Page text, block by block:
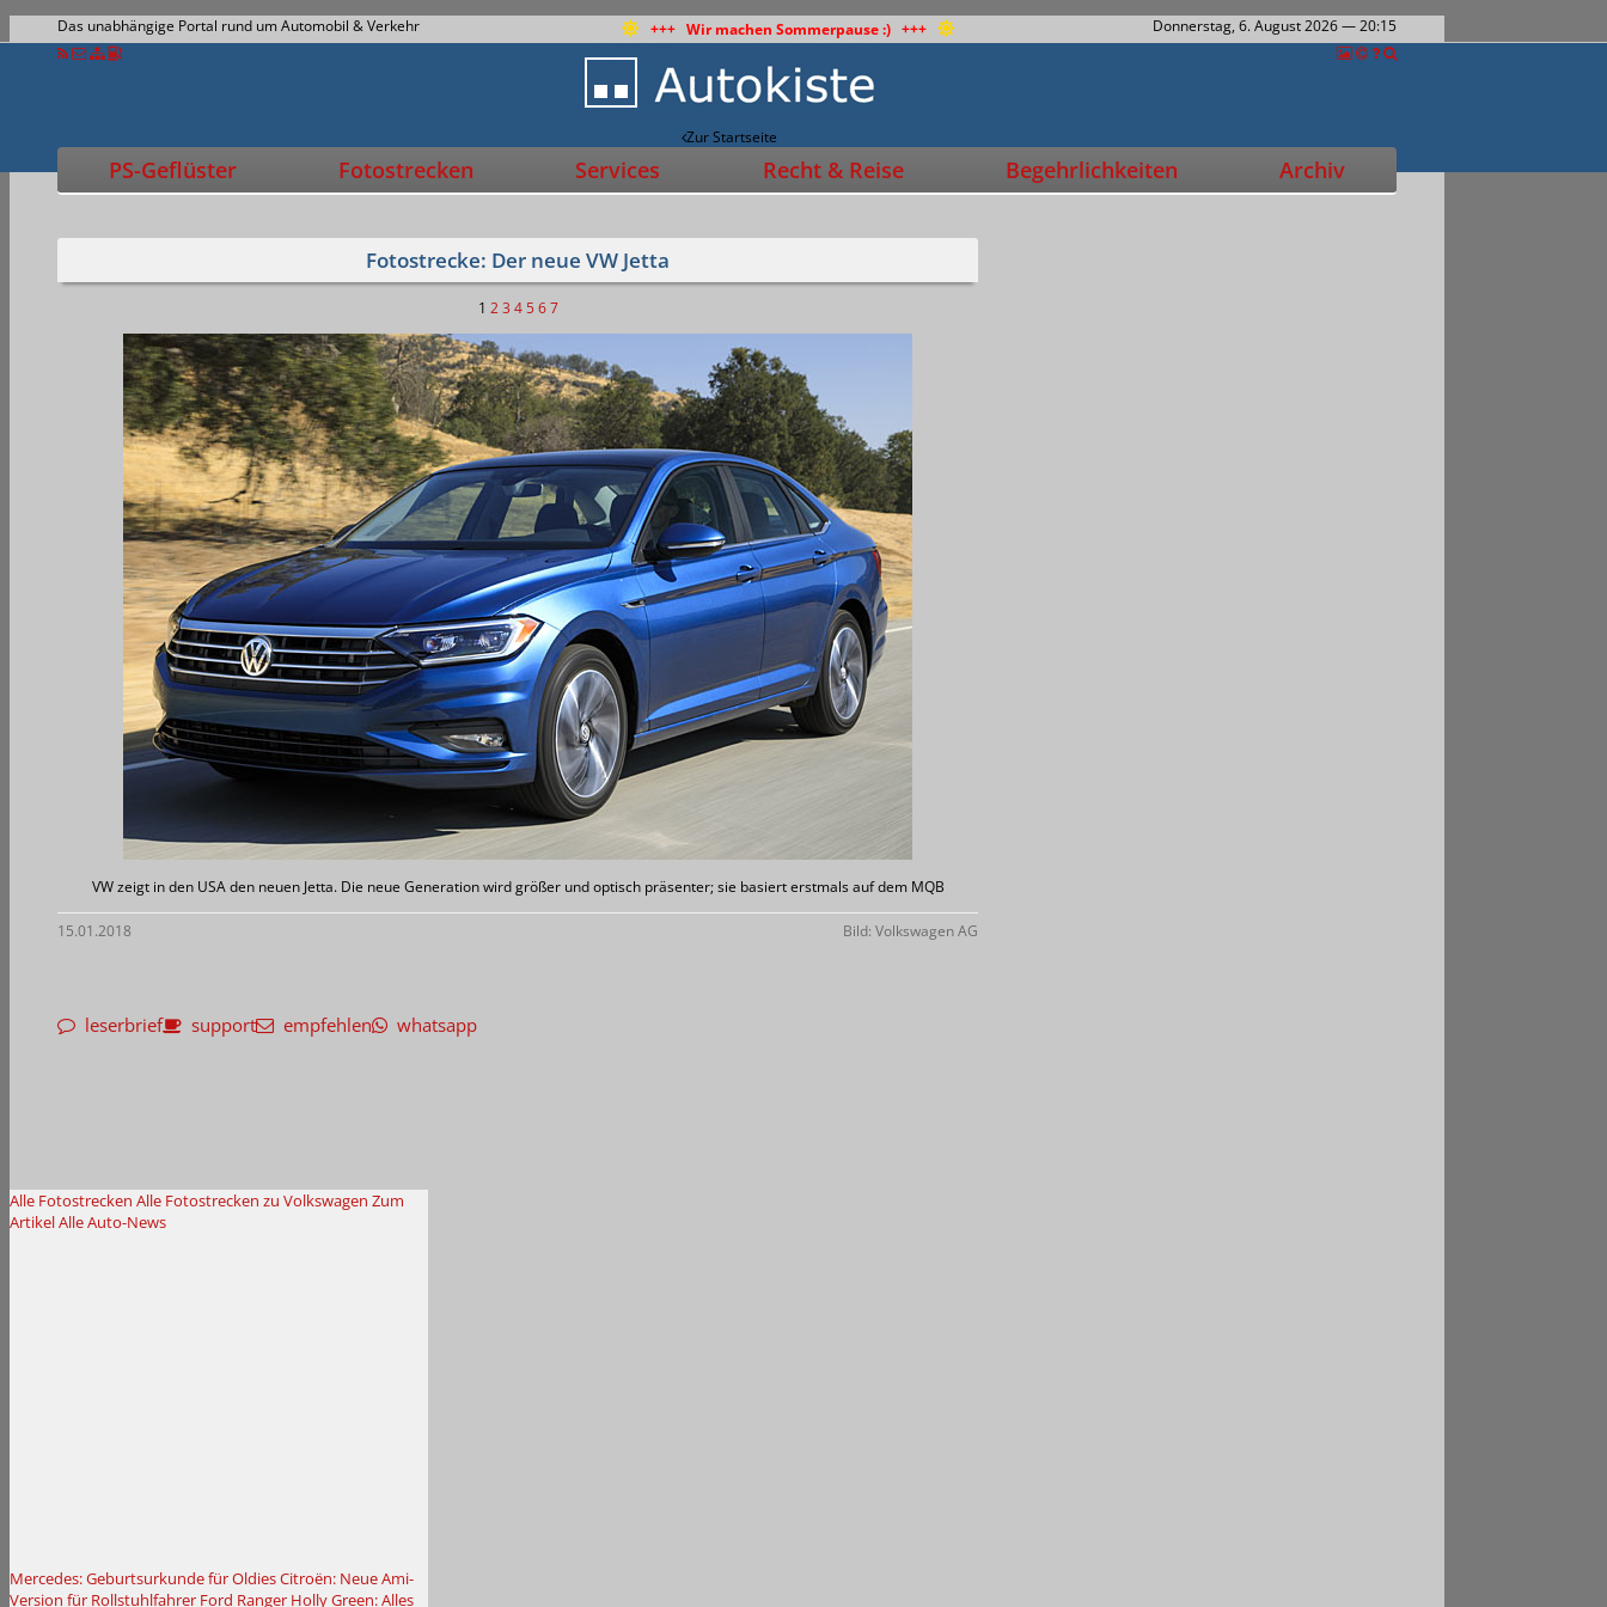
Das unabhängige Portal rund um Automobil & Verkehr +++ Wir machen Sommerpause :) +++ Donnerstag, 6. August 2026— 20:15
Zur Startseite
PS-Geflüster Fotostrecken Services Recht & Reise Begehrlichkeiten Archiv
Fotostrecke: Der neue VW Jetta
1 2 3 4 5 6 7
VW zeigt in den USA den neuen Jetta. Die neue Generation wird größer und optisch präsenter; sie basiert erstmals auf dem MQB
15.01.2018 Bild: Volkswagen AG
leserbrief support empfehlen whatsapp
Alle Fotostrecken Alle Fotostrecken zu Volkswagen Zum
ArtikelAlle Auto-News
Mercedes: Geburtsurkunde für OldiesCitroën: Neue Ami-
Version für Rollstuhlfahrer Ford Ranger Holly Green: Alles